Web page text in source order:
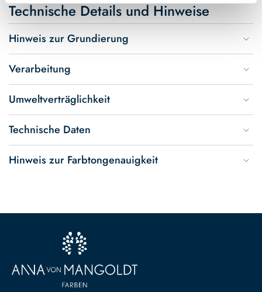
Technische Details und Hinweise
Hinweis zur Grundierung
Verarbeitung
Umweltverträglichkeit
Technische Daten
Hinweis zur Farbtongenauigkeit